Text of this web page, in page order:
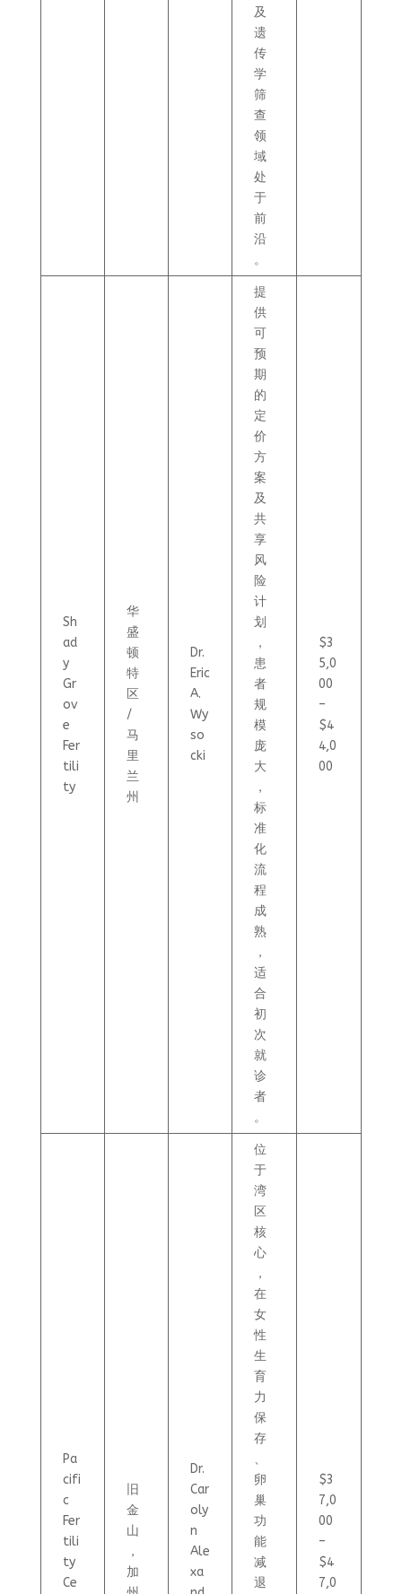
及
遗
传
学
筛
查
领
域
处
于
前
沿
。
Sh
ad
y
Gr
ov
e
Fer
tili
ty
华
盛
顿
特
区
/
马
里
兰
州
Dr.
Eric
A.
Wy
so
cki
提
供
可
预
期
的
定
价
方
案
及
共
享
风
险
计
划
，
患
者
规
模
庞
大
，
标
准
化
流
程
成
熟
，
适
合
初
次
就
诊
者
。
$3
5,0
00
–
$4
4,0
00
Pa
cifi
c
Fer
tili
ty
Ce
旧
金
山
，
加
Dr.
Car
oly
n
Ale
xa
位
于
湾
区
核
心
，
在
女
性
生
育
力
保
存
、
卵
巢
功
能
减
退
$3
7,0
00
–
$4
7,0